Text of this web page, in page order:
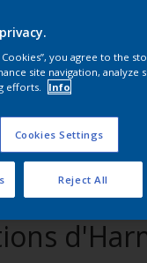
dans
Allons-y
Cookies”, you agree to the
site navigation, analyze
efforts.
Info
Cookies Settings
Reject All